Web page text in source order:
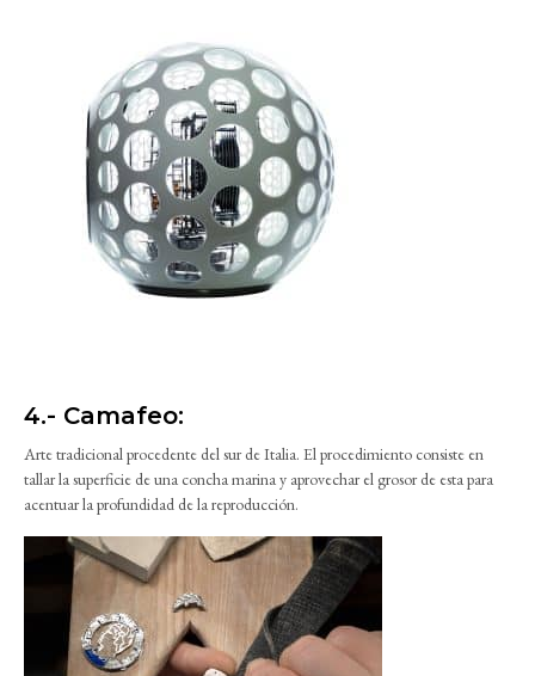
4.- Camafeo:
Arte tradicional procedente del sur de Italia. El procedimiento consiste en
tallar la superficie de una concha marina y aprovechar el grosor de esta para
acentuar la profundidad de la reproducción.